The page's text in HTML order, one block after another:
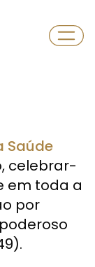
Saúde
celebrar-
em toda a
por